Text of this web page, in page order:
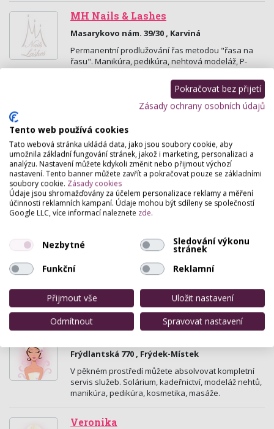
MH Nails & Lashes
Masarykovo nám. 39/30 , Karviná
Permanentní prodlužování řas metodou "řasa na
řasu". Manikúra, pedikúra, nehtová modeláž, P-
Malý Koloredov 811, Frýdek-Místek
Salón Venuše-kosmetika, manikůra-pedikůra,
nehtová modeláž a lymfatické masáže.
Pedikúra J.T.
Dvořákova 1632 , Karviná
Bohumila Moroňová
Nedbalová 2410 13, Karviná
permanentní make-up, kosmetika, pedikúra,
masáže,prodlužování řas
Frýdlantská 770 , Frýdek-Místek
V pěkném prostředí můžete absolvovat kompletní
servis služeb. Solárium, kadeřnictví, modeláž nehtů,
manikúra, pedikúra, kosmetika, masáže.
Veronika
Pokračovat bez přijetí
Zásady ochrany osobních údajů
Tento web používá cookies
Tato webová stránka ukládá data, jako jsou soubory cookie, aby
umožnila základní fungování stránek, jakož i marketing, personalizaci a
analýzu. Nastavení můžete kdykoli změnit nebo přijmout výchozí
nastavení. Tento banner můžete zavřít a pokračovat pouze se základními
soubory cookie. Zásady cookies
Údaje jsou shromažďovány za účelem personalizace reklamy a měření
účinnosti reklamních kampaní. Údaje mohou být sdíleny se společností
Google LLC, více informací naleznete zde.
Nezbytné Sledování výkonu
stránek
Funkční
Reklamní
Přijmout vše
Uložit nastavení
Odmítnout
Spravovat nastavení